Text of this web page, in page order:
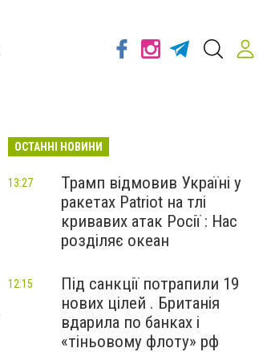
ОСТАННІ НОВИНИ
Трамп відмовив Україні у
ракетах Patriot на тлі
кривавих атак Росії : Нас
розділяє океан
13:27
Під санкції потрапили 19
нових цілей . Британія
вдарила по банках і
«тіньовому флоту» рф
12:15